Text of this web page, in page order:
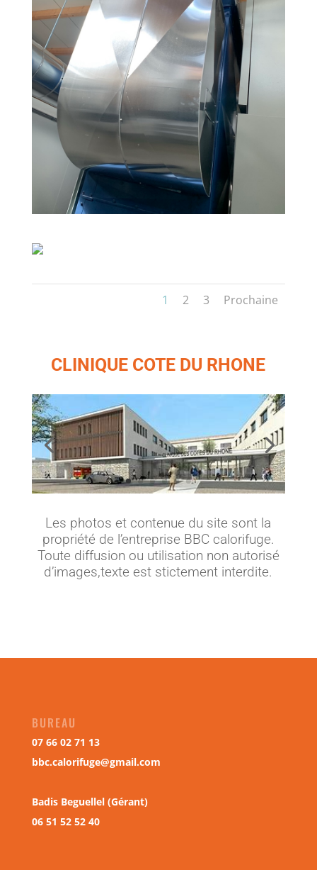
1 2 3 Prochaine
CLINIQUE COTE DU RHONE
Les photos et contenue du site sont la
propriété de l’entreprise BBC calorifuge.
Toute diffusion ou utilisation non autorisé
d’images,texte est stictement interdite.
BUREAU
07 66 02 71 13
bbc.calorifuge@gmail.com
Badis Beguellel (Gérant)
06 51 52 52 40